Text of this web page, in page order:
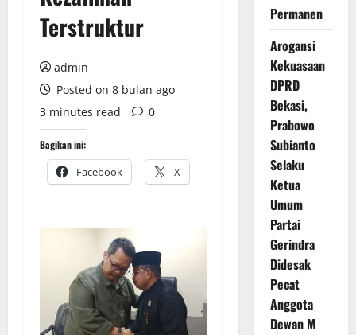
Terstruktur
admin
Posted on 8 bulan ago
3 minutes read
0
Bagikan ini:
Facebook X
Permanen
Arogansi
Kekuasaan
DPRD
Bekasi,
Prabowo
Subianto
Selaku
Ketua
Umum
Partai
Gerindra
Didesak
Pecat
Anggota
Dewan M